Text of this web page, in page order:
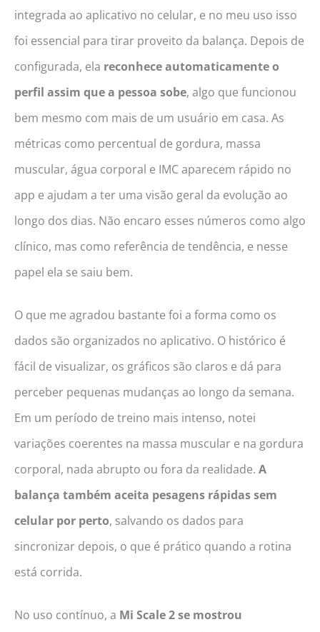
integrada ao aplicativo no celular, e no meu uso isso
foi essencial para tirar proveito da balança. Depois de
configurada, ela reconhece automaticamente o
perfil assim que a pessoa sobe, algo que funcionou
bem mesmo com mais de um usuário em casa. As
métricas como percentual de gordura, massa
muscular, água corporal e IMC aparecem rápido no
app e ajudam a ter uma visão geral da evolução ao
longo dos dias. Não encaro esses números como algo
clínico, mas como referência de tendência, e nesse
papel ela se saiu bem.
O que me agradou bastante foi a forma como os
dados são organizados no aplicativo. O histórico é
fácil de visualizar, os gráficos são claros e dá para
perceber pequenas mudanças ao longo da semana.
Em um período de treino mais intenso, notei
variações coerentes na massa muscular e na gordura
corporal, nada abrupto ou fora da realidade. A
balança também aceita pesagens rápidas sem
celular por perto, salvando os dados para
sincronizar depois, o que é prático quando a rotina
está corrida.
No uso contínuo, a Mi Scale 2 se mostrou